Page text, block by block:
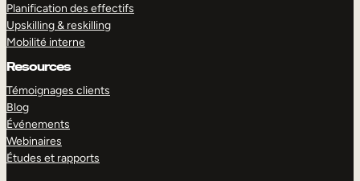
Planification des effectifs
Upskilling & reskilling
Mobilité interne
Resources
Témoignages clients
Blog
Événements
Webinaires
Études et rapports